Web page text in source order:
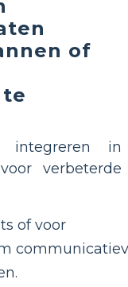
of
in
verbeterde
of voor